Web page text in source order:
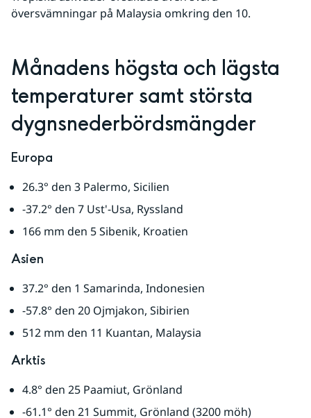
översvämningar på Malaysia omkring den 10.
Månadens högsta och lägsta
temperaturer samt största
dygnsnederbördsmängder
Europa
26.3° den 3 Palermo, Sicilien
-37.2° den 7 Ust'-Usa, Ryssland
166 mm den 5 Sibenik, Kroatien
Asien
37.2° den 1 Samarinda, Indonesien
-57.8° den 20 Ojmjakon, Sibirien
512 mm den 11 Kuantan, Malaysia
Arktis
4.8° den 25 Paamiut, Grönland
-61.1° den 21 Summit, Grönland (3200 möh)